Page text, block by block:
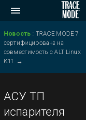
Новость : TRACE MODE 7
сертифицирована на
совместимость с ALT Linux
K11 →
АСУ ТП
испарителя